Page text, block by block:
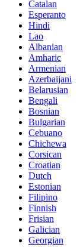
Catalan
Esperanto
Hindi
Lao
Albanian
Amharic
Armenian
Azerbaijani
Belarusian
Bengali
Bosnian
Bulgarian
Cebuano
Chichewa
Corsican
Croatian
Dutch
Estonian
Filipino
Finnish
Frisian
Galician
Georgian